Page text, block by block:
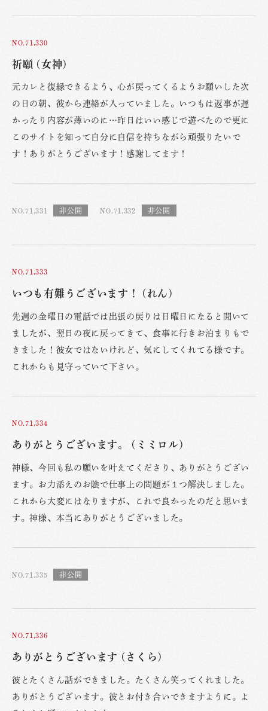
NO.71,330
祈願 (女神)
元カレと復縁できるよう、心が戻ってくるようお願いした次
の日の朝、彼から連絡が入っていました。いつもは返事が遅
かったり内容が薄いのに…昨日はいい感じで遊べたので更に
このサイトを知って自分に自信を持ちながら頑張りたいで
す！ありがとうございます！感謝してます！
NO.71,331 NO.71,332
NO.71,333
いつも有難うございます！ (れん)
先週の金曜日の電話では出張の戻りは日曜日になると聞いて
ましたが、翌日の夜に戻ってきて、食事に行きお泊まりもで
きました！彼女ではないけれど、気にしてくれてる様です。
これからも見守っていて下さい。
NO.71,334
ありがとうございます。 (ミミロル)
神様、今回も私の願いを叶えてくださり、ありがとうござい
ます。お力添えのお陰で仕事上の問題が１つ解決しました。
これから大変にはなりますが、これで良かったのだと思いま
す。神様、本当にありがとうございました。
NO.71,335
NO.71,336
ありがとうございます (さくら)
彼とたくさん話ができました。たくさん笑ってくれました。
ありがとうございます。彼とお付き合いできますように。よ